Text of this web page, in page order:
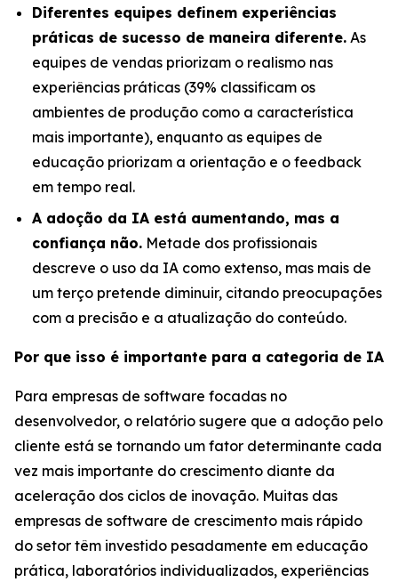
Diferentes equipes definem experiências
práticas de sucesso de maneira diferente. As
equipes de vendas priorizam o realismo nas
experiências práticas (39% classificam os
ambientes de produção como a característica
mais importante), enquanto as equipes de
educação priorizam a orientação e o feedback
em tempo real.
A adoção da IA está aumentando, mas a
confiança não. Metade dos profissionais
descreve o uso da IA como extenso, mas mais de
um terço pretende diminuir, citando preocupações
com a precisão e a atualização do conteúdo.
Por que isso é importante para a categoria de IA
Para empresas de software focadas no
desenvolvedor, o relatório sugere que a adoção pelo
cliente está se tornando um fator determinante cada
vez mais importante do crescimento diante da
aceleração dos ciclos de inovação. Muitas das
empresas de software de crescimento mais rápido
do setor têm investido pesadamente em educação
prática, laboratórios individualizados, experiências